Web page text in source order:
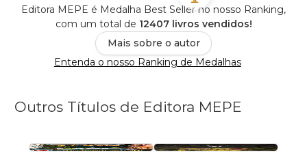
Editora MEPE é Medalha Best Seller no nosso Ranking,
com um total de 12407 livros vendidos!
Mais sobre o autor
Entenda o nosso Ranking de Medalhas
Outros Títulos de Editora MEPE